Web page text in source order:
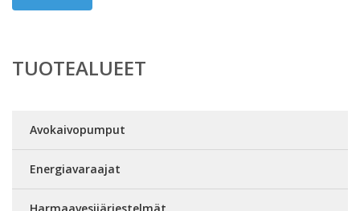
TUOTEALUEET
Avokaivopumput
Energiavaraajat